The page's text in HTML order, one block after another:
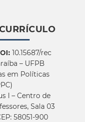
10.15687/rec
– UFPB
em Políticas
I – Centro de
Sala 03
58051-900